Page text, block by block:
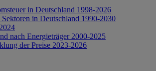
in Deutschland 1998-2026
Sektoren in Deutschland 1990-2030
nach Energieträger 2000-2025
der Preise 2023-2026